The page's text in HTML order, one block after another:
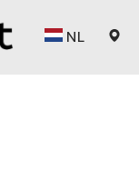
NL